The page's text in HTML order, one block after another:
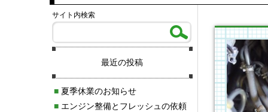
サイト内検索
最近の投稿
■夏季休業のお知らせ
■エンジン整備とフレッシュの依頼